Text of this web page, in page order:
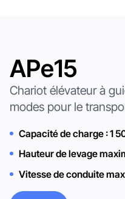
APe15
Chariot élévateur à
modes pour le
Capacité de charge : 1
Hauteur de levage
Vitesse de conduite